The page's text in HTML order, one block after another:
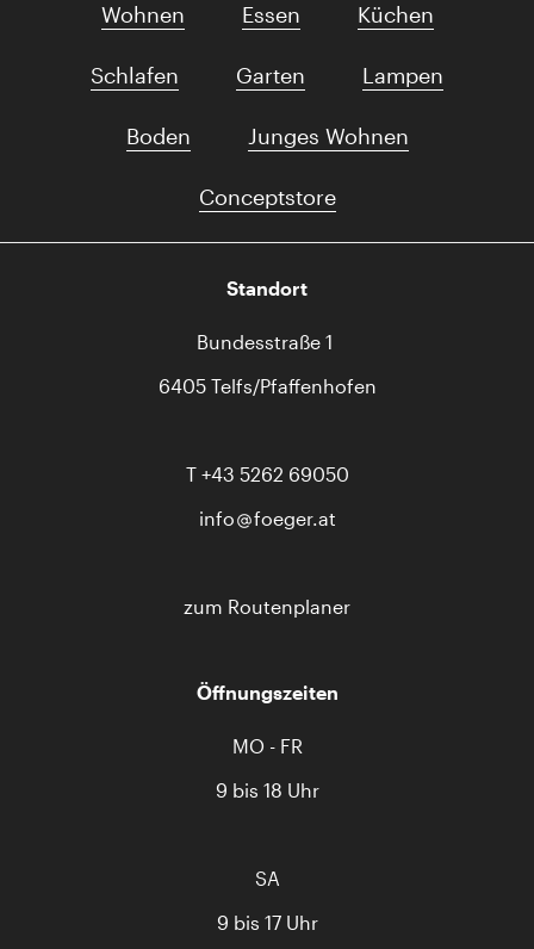
Wohnen Essen Küchen
Schlafen Garten Lampen
Boden Junges Wohnen
Conceptstore
Standort
Bundesstraße 1
6405 Telfs/Pfaffenhofen
T +43 5262 69050
info
foeger.at
zum Routenplaner
Öffnungszeiten
MO - FR
9 bis 18 Uhr
SA
9 bis 17 Uhr